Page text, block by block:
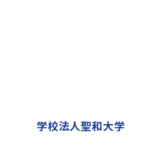
学校法人聖和大学